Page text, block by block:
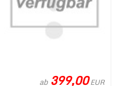
ab 399,00EUR